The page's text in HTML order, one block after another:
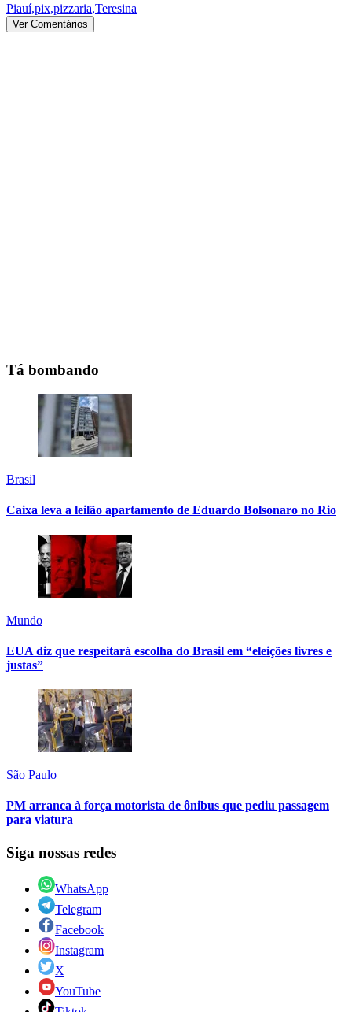
Piauí,pix,pizzaria,Teresina
Ver Comentários
Tá bombando
Brasil
Caixa leva a leilão apartamento de Eduardo Bolsonaro no Rio
Mundo
EUA diz que respeitará escolha do Brasil em “eleições livres e
justas”
São Paulo
PM arranca à força motorista de ônibus que pediu passagem
para viatura
Siga nossas redes
WhatsApp
Telegram
Facebook
Instagram
X
YouTube